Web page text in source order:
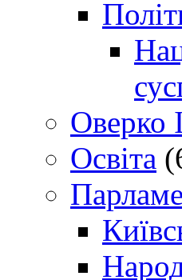
Оверко
Освіта